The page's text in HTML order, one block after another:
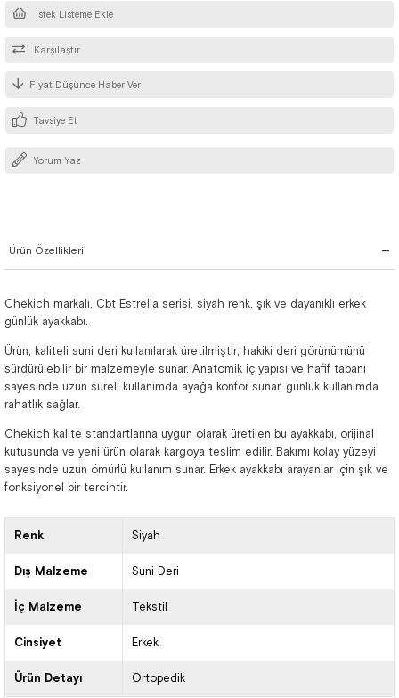
İstek Listeme Ekle
Karşılaştır
Fiyat Düşünce Haber Ver
Tavsiye Et
Yorum Yaz
Ürün Özellikleri
Chekich markalı, Cbt Estrella serisi, siyah renk, şık ve dayanıklı erkek
günlük ayakkabı.
Ürün, kaliteli suni deri kullanılarak üretilmiştir; hakiki deri görünümünü
sürdürülebilir bir malzemeyle sunar. Anatomik iç yapısı ve hafif tabanı
sayesinde uzun süreli kullanımda ayağa konfor sunar, günlük kullanımda
rahatlık sağlar.
Chekich kalite standartlarına uygun olarak üretilen bu ayakkabı, orijinal
kutusunda ve yeni ürün olarak kargoya teslim edilir. Bakımı kolay yüzeyi
sayesinde uzun ömürlü kullanım sunar. Erkek ayakkabı arayanlar için şık ve
fonksiyonel bir tercihtir.
Renk Siyah
Dış Malzeme Suni Deri
İç Malzeme Tekstil
Cinsiyet Erkek
Ürün Detayı Ortopedik